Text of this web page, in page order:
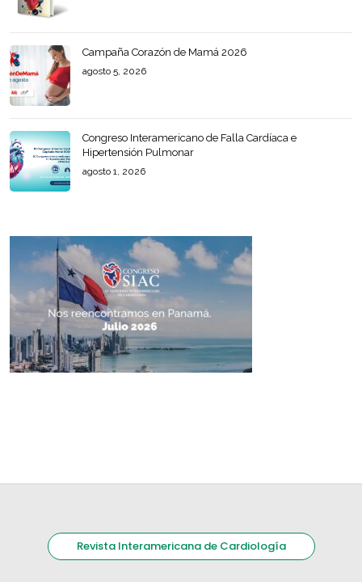
Campaña Corazón de Mamá 2026
agosto 5, 2026
Congreso Interamericano de Falla Cardíaca e
Hipertensión Pulmonar
agosto 1, 2026
Revista Interamericana de Cardiología